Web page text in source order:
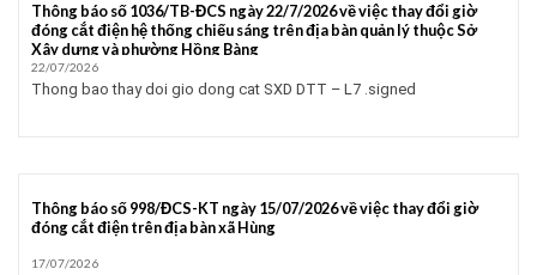
Thông báo số 1036/TB-ĐCS ngày 22/7/2026 về việc thay đổi giờ
đóng cắt điện hệ thống chiếu sáng trên địa bàn quản lý thuộc Sở
Xây dựng và phường Hồng Bàng
22/07/2026
Thong bao thay doi gio dong cat SXD DTT – L7 .signed
Thông báo số 998/ĐCS-KT ngày 15/07/2026 về việc thay đổi giờ
đóng cắt điện trên địa bàn xã Hùng
17/07/2026